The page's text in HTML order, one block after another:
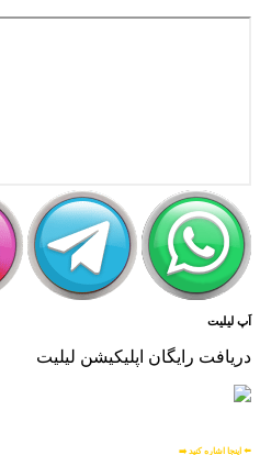
اَپ لیلیت
دریافت رایگان اپلیکیشن لیلیت
⬅️ اینجا اشاره کنید ➡️